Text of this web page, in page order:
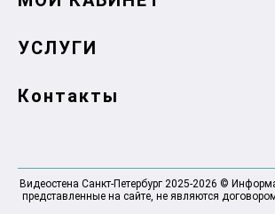
УСЛУГИ
Контакты
Видеостена Санкт-Петербург 2025-2026 ©
представленные на сайте, не являются